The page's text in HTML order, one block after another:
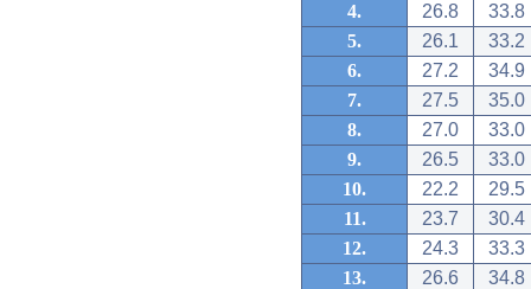
4.
26.8
33.8
5.
26.1
33.2
6.
27.2
34.9
7.
27.5
35.0
8.
27.0
33.0
9.
26.5
33.0
10.
22.2
29.5
11.
23.7
30.4
12.
24.3
33.3
13.
26.6
34.8